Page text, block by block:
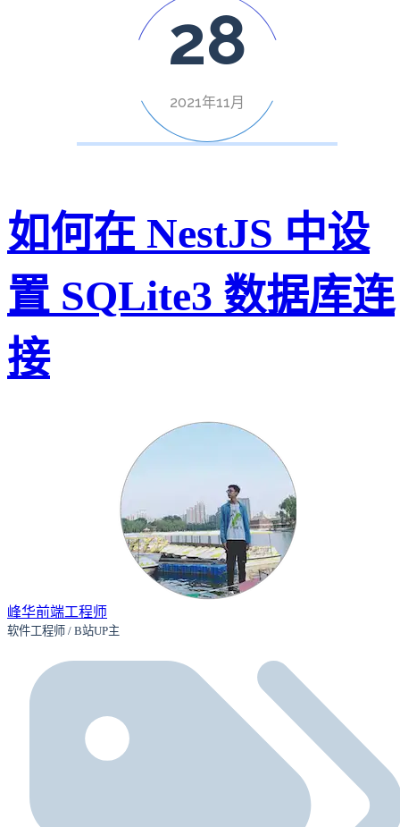
28
2021年11月
如何在 NestJS 中设
置 SQLite3 数据库连
接
峰华前端工程师
软件工程师 / B站UP主